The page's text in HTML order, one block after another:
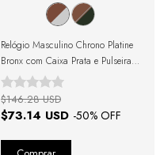
Relógio Masculino Chrono Platine
Bronx com Caixa Prata e Pulseira
Marrom
$73.14 USD -50% OFF
$146.28 USD